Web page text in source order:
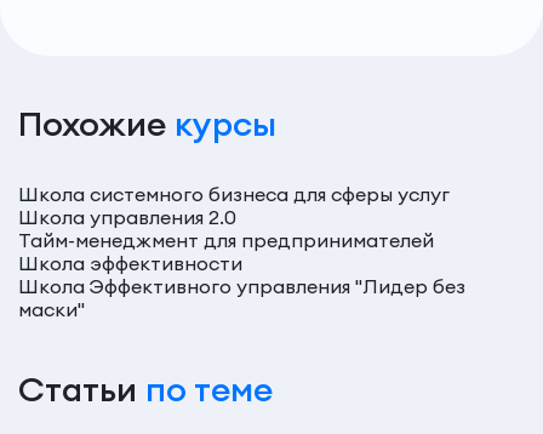
Похожие курсы
Школа системного бизнеса для сферы услуг
Школа управления 2.0
Тайм-менеджмент для предпринимателей
Школа эффективности
Школа Эффективного управления "Лидер без
маски"
Статьи по теме